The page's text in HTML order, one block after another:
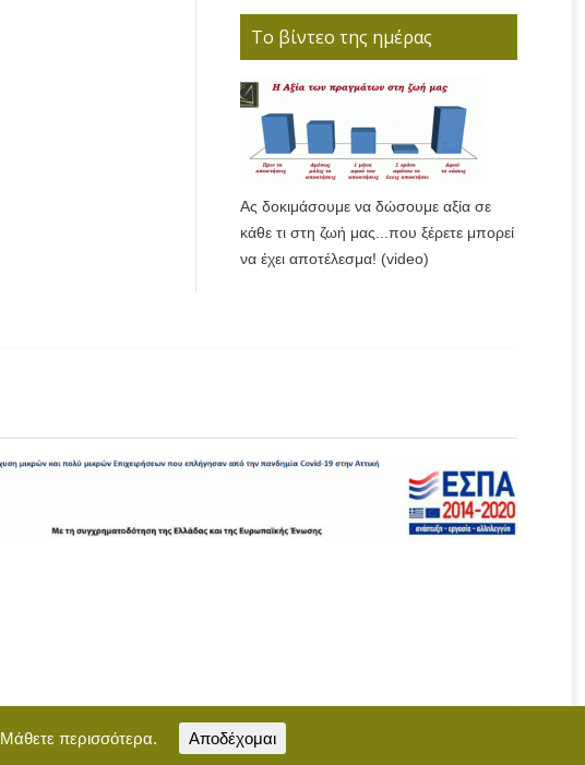
Το βίντεο της ημέρας
Ας δοκιμάσουμε να δώσουμε αξία σε
κάθε τι στη ζωή μας...που ξέρετε μπορεί
να έχει αποτέλεσμα! (video)
Μάθετε περισσότερα. Αποδέχομαι